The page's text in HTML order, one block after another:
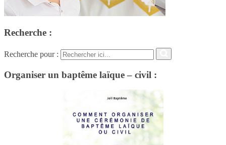
Recherche :
Recherche pour :
Organiser un baptême laïque – civil :